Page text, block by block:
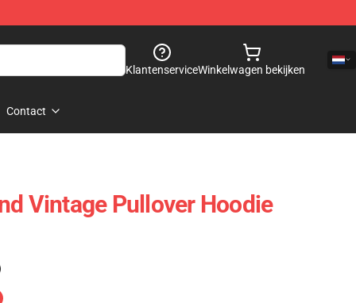
KlantenserviceWinkelwagen bekijken
Contact
Vintage Pullover Hoodie